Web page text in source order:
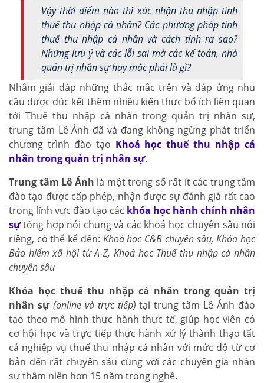
Vậy thời điểm nào thì xác nhận thu nhập tính
thuế thu nhập cá nhân? Các phương pháp tính
thuế thu nhập cá nhân và cách tính ra sao?
Những lưu ý và các lỗi sai mà các kế toán, nhà
quản trị nhân sự hay mắc phải là gì?
Nhằm giải đáp những thắc mắc trên và đáp ứng nhu
cầu được đúc kết thêm nhiều kiến thức bổ ích liên quan
tới Thuế thu nhập cá nhân trong quản trị nhân sự,
trung tâm Lê Ánh đã và đang không ngừng phát triển
chương trình đào tạo Khoá học thuế thu nhập cá
nhân trong quản trị nhân sự.
Trung tâm Lê Ánh là một trong số rất ít các trung tâm
đào tạo được cấp phép, nhận được sự đánh giá rất cao
trong lĩnh vực đào tạo các khóa học hành chính nhân
sựtổng hợp nói chung và các khoá học chuyên sâu nói
riêng, có thể kể đến: Khoá học C&B chuyên sâu, Khóa học
Bảo hiểm xã hội từ A-Z, Khoá học Thuế thu nhập cá nhân
chuyên sâu
Khóa học thuế thu nhập cá nhân trong quản trị
nhân sự (online và trực tiếp) tại trung tâm Lê Ánh đào
tạo theo mô hình thực hành thực tế, giúp học viên có
cơ hội học và trực tiếp thực hành xử lý thành thạo tất
cả nghiệp vụ thuế thu nhập cá nhân với mức độ từ cơ
bản đến rất chuyên sâu cùng với các chuyên gia nhân
sự thâm niên hơn 15 năm trong nghề.